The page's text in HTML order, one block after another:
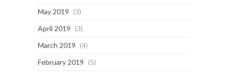
May 2019 (3)
April 2019 (3)
March 2019 (4)
February 2019 (5)